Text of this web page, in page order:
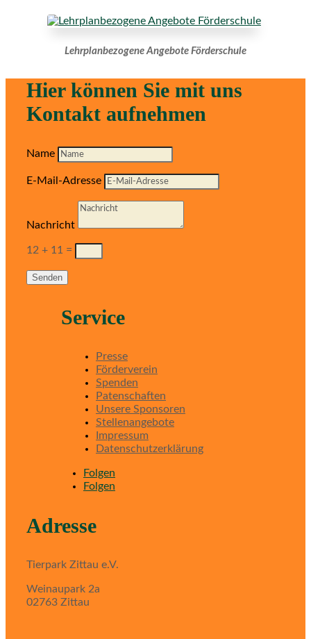
Lehrplanbezogene Angebote Förderschule
Hier können Sie mit uns
Kontakt aufnehmen
Name
E-Mail-Adresse
Nachricht
12 + 11 =
Senden
Service
Presse
Förderverein
Spenden
Patenschaften
Unsere Sponsoren
Stellenangebote
Impressum
Datenschutzerklärung
Folgen
Folgen
Adresse
Tierpark Zittau e.V.
Weinaupark 2a
02763 Zittau